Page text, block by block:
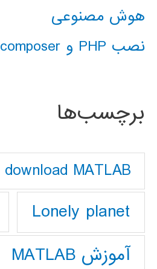
هوش مصنوعی
نصب PHP و composer در ویندوز 10
برچسب‌ها
download MATLAB
Lonely planet
آموزش MATLAB